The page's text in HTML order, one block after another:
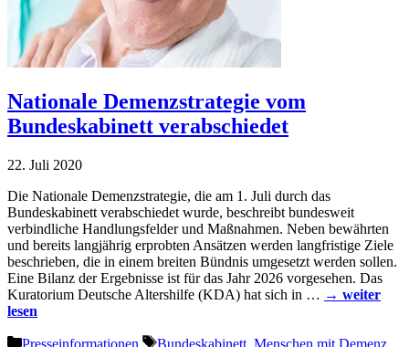
Nationale Demenzstrategie vom
Bundeskabinett verabschiedet
22. Juli 2020
Die Nationale Demenzstrategie, die am 1. Juli durch das
Bundeskabinett verabschiedet wurde, beschreibt bundesweit
verbindliche Handlungsfelder und Maßnahmen. Neben bewährten
und bereits langjährig erprobten Ansätzen werden langfristige Ziele
beschrieben, die in einem breiten Bündnis umgesetzt werden sollen.
Eine Bilanz der Ergebnisse ist für das Jahr 2026 vorgesehen. Das
Kuratorium Deutsche Altershilfe (KDA) hat sich in … → weiter
lesen
Kategorien
Presseinformationen Schlagwörter
Bundeskabinett Menschen mit Demenz